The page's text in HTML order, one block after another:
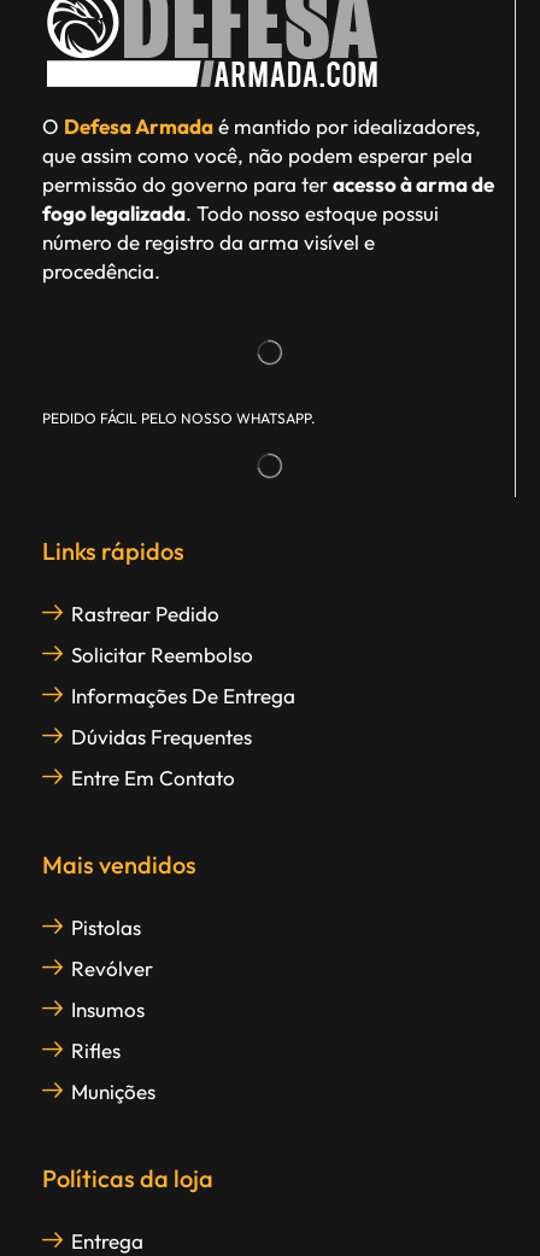
O Defesa Armadaé mantido por idealizadores,
que assim como você, não podem esperar pela
permissão do governo para teracesso à arma de
fogo legalizada. Todo nosso estoque possui
número de registro da arma visível e
procedência.
PEDIDO FÁCIL PELO NOSSO WHATSAPP.
Links rápidos
Rastrear Pedido
Solicitar Reembolso
Informações De Entrega
Dúvidas Frequentes
Entre Em Contato
Mais vendidos
Pistolas
Revólver
Insumos
Rifles
Munições
Políticas da loja
Entrega